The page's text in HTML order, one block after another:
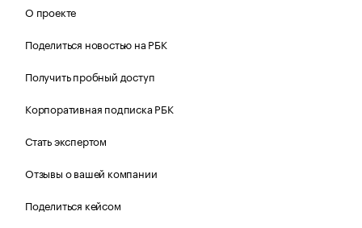
О проекте
Поделиться новостью на РБК
Получить пробный доступ
Корпоративная подписка РБК
Стать экспертом
Отзывы о вашей компании
Поделиться кейсом